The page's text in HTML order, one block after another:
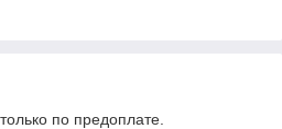
по предоплате.